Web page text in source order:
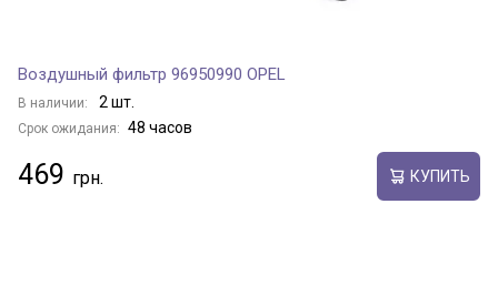
Воздушный фильтр 96950990 OPEL
В наличии: 2 шт.
Срок ожидания: 48 часов
469 КУПИТЬ